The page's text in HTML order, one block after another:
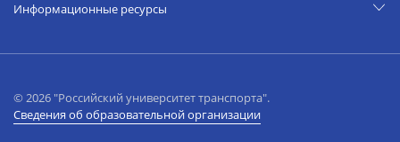
Информационные ресурсы
© 2026 "Российский университет транспорта".
Сведения об образовательной организации